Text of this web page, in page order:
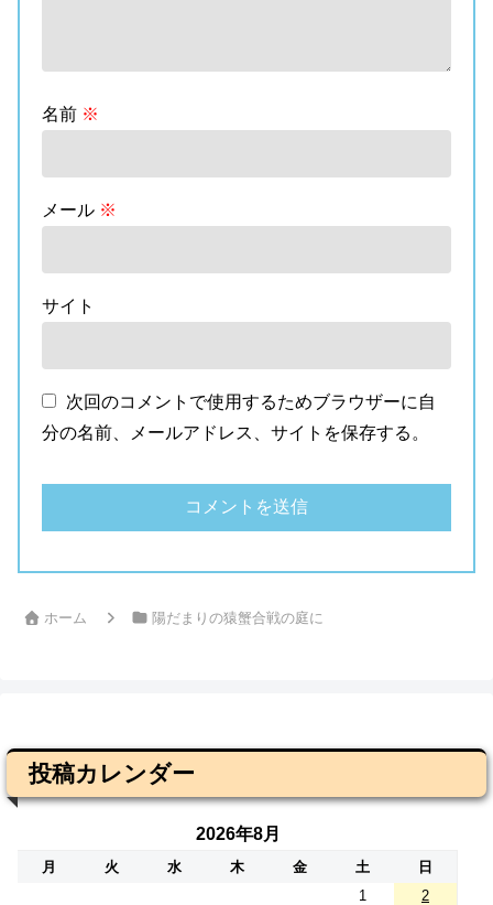
名前 ※
メール ※
サイト
次回のコメントで使用するためブラウザーに自
分の名前、メールアドレス、サイトを保存する。
ホーム 陽だまりの猿蟹合戦の庭に
投稿カレンダー
2026年8月
月 火 水 木 金 土
日
1
2